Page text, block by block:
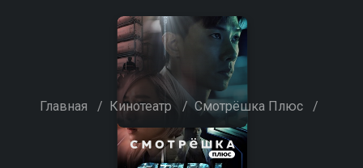
Главная / Кинотеатр / Смотрёшка Плюс /